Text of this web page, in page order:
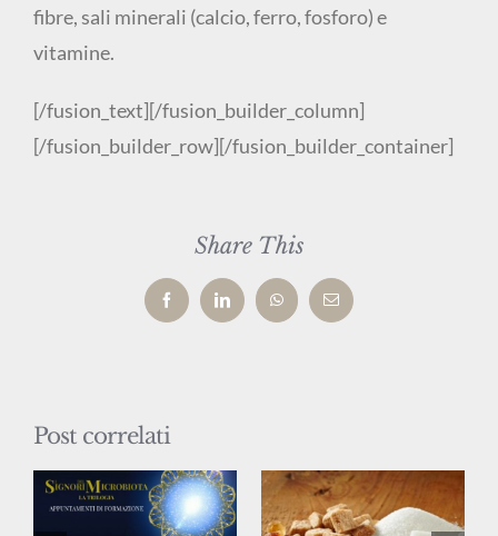
fibre, sali minerali (calcio, ferro, fosforo) e
vitamine.
[/fusion_text][/fusion_builder_column]
[/fusion_builder_row][/fusion_builder_container]
Share This
FacebookLinkedInWhatsAppEmail
Post correlati
Appuntamenti
Zucchero e